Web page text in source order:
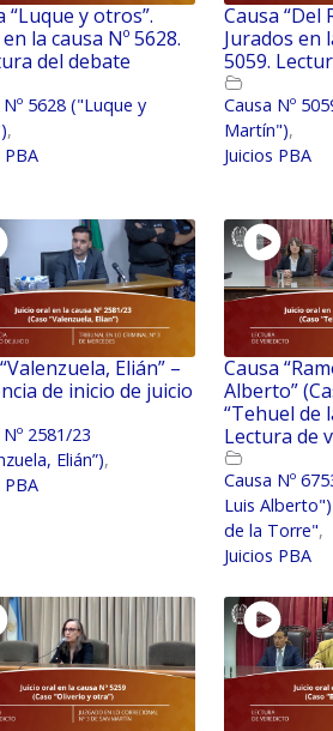
“Luque y otros”.
la causa Nº 5628.
del debate
5628 ("Luque y
,
PBA
Causa “Del
Jurados en
5059.
Causa Nº
Martín"),
Juicios PBA
Elián” –
de inicio de juicio
2581/23
Elián”),
PBA
Causa
Alberto”
“Tehuel de
Lectura de
Causa Nº
Luis
de la Torre",
Juicios PBA